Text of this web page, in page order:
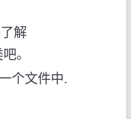
解
。
个文件中.